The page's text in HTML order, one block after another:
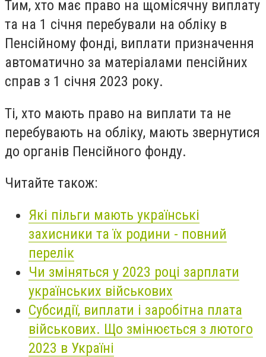
Тим, хто має право на щомісячну виплату
та на 1 січня перебували на обліку в
Пенсійному фонді, виплати призначення
автоматично за матеріалами пенсійних
справ з 1 січня 2023 року.
Ті, хто мають право на виплати та не
перебувають на обліку, мають звернутися
до органів Пенсійного фонду.
Читайте також:
Які пільги мають українські
захисники та їх родини - повний
перелік
Чи зміняться у 2023 році зарплати
українських військових
Субсидії, виплати і заробітна плата
військових. Що змінюється з лютого
2023 в Україні